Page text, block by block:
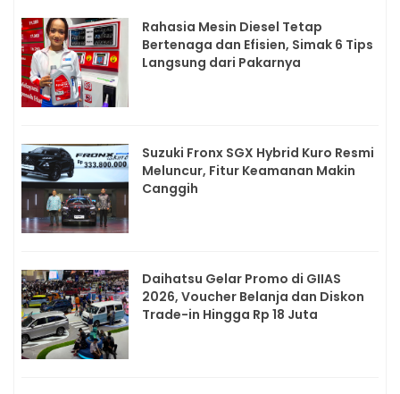
Rahasia Mesin Diesel Tetap
Bertenaga dan Efisien, Simak 6 Tips
Langsung dari Pakarnya
Suzuki Fronx SGX Hybrid Kuro Resmi
Meluncur, Fitur Keamanan Makin
Canggih
Daihatsu Gelar Promo di GIIAS
2026, Voucher Belanja dan Diskon
Trade-in Hingga Rp 18 Juta